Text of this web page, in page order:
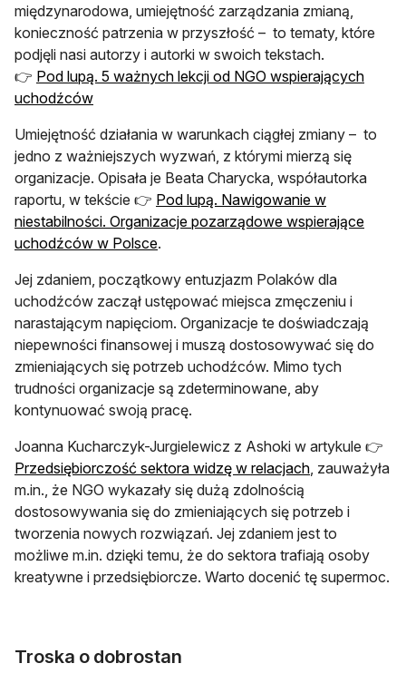
międzynarodowa, umiejętność zarządzania zmianą,
konieczność patrzenia w przyszłość – to tematy, które
podjęli nasi autorzy i autorki w swoich tekstach.
👉 Pod lupą. 5 ważnych lekcji od NGO wspierających
uchodźców
Umiejętność działania w warunkach ciągłej zmiany – to
jedno z ważniejszych wyzwań, z którymi mierzą się
organizacje. Opisała je Beata Charycka, współautorka
raportu, w tekście 👉 Pod lupą. Nawigowanie w
niestabilności. Organizacje pozarządowe wspierające
uchodźców w Polsce.
Jej zdaniem, początkowy entuzjazm Polaków dla
uchodźców zaczął ustępować miejsca zmęczeniu i
narastającym napięciom. Organizacje te doświadczają
niepewności finansowej i muszą dostosowywać się do
zmieniających się potrzeb uchodźców. Mimo tych
trudności organizacje są zdeterminowane, aby
kontynuować swoją pracę.
Joanna Kucharczyk-Jurgielewicz z Ashoki w artykule 👉
Przedsiębiorczość sektora widzę w relacjach , zauważyła
m.in., że NGO wykazały się dużą zdolnością
dostosowywania się do zmieniających się potrzeb i
tworzenia nowych rozwiązań. Jej zdaniem jest to
możliwe m.in. dzięki temu, że do sektora trafiają osoby
kreatywne i przedsiębiorcze. Warto docenić tę supermoc.
Troska o dobrostan